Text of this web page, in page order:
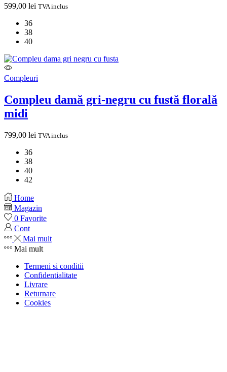
599,00 lei TVA inclus
36
38
40
Compleuri
Compleu damă gri-negru cu fustă florală
midi
799,00 lei TVA inclus
36
38
40
42
Home
Magazin
0 Favorite
Cont
Mai mult
Mai mult
Termeni si conditii
Confidentialitate
Livrare
Returnare
Cookies